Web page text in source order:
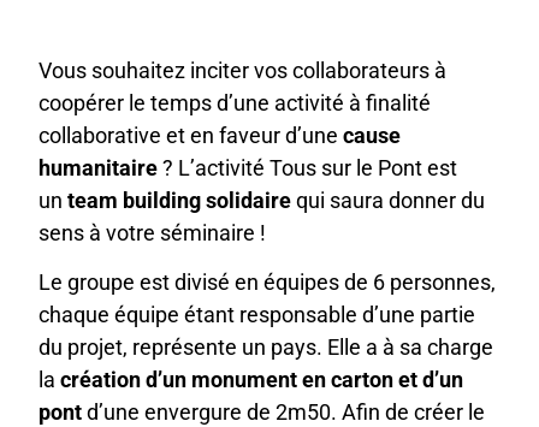
Vous souhaitez inciter vos collaborateurs à
coopérer le temps d’une activité à finalité
collaborative et en faveur d’une cause
humanitaire? L’activité Tous sur le Pont est
unteam building solidairequi saura donner du
sens à votre séminaire !
Le groupe est divisé en équipes de 6 personnes,
chaque équipe étant responsable d’une partie
du projet, représente un pays. Elle a à sa charge
lacréation d’un monument en carton et d’un
pontd’une envergure de 2m50. Afin de créer le